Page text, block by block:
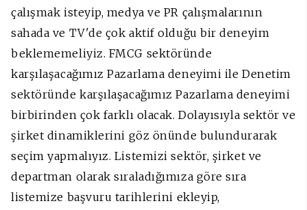
çalışmak isteyip, medya ve PR çalışmalarının
sahada ve TV'de çok aktif olduğu bir deneyim
beklememeliyiz. FMCG sektöründe
karşılaşacağımız Pazarlama deneyimi ile Denetim
sektöründe karşılaşacağımız Pazarlama deneyimi
birbirinden çok farklı olacak. Dolayısıyla sektör ve
şirket dinamiklerini göz önünde bulundurarak
seçim yapmalıyız. Listemizi sektör, şirket ve
departman olarak sıraladığımıza göre sıra
listemize başvuru tarihlerini ekleyip,